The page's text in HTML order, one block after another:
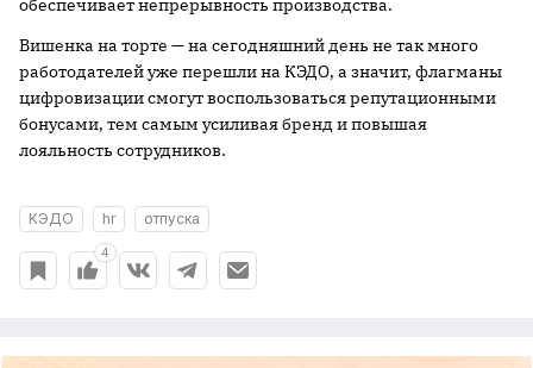
обеспечивает непрерывность производства.
Вишенка на торте — на сегодняшний день не так много
работодателей уже перешли на КЭДО, а значит, флагманы
цифровизации смогут воспользоваться репутационными
бонусами, тем самым усиливая бренд и повышая
лояльность сотрудников.
КЭДО hr отпуска
4